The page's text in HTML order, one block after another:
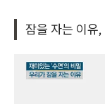
잠을 자는 이유,